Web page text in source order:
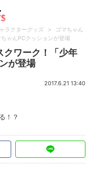
ラクターグッズ >
ゴマちゃん
ゃんPCクッションが登場
クワーク！「少年
が登場
2017.6.21 13:40
！？